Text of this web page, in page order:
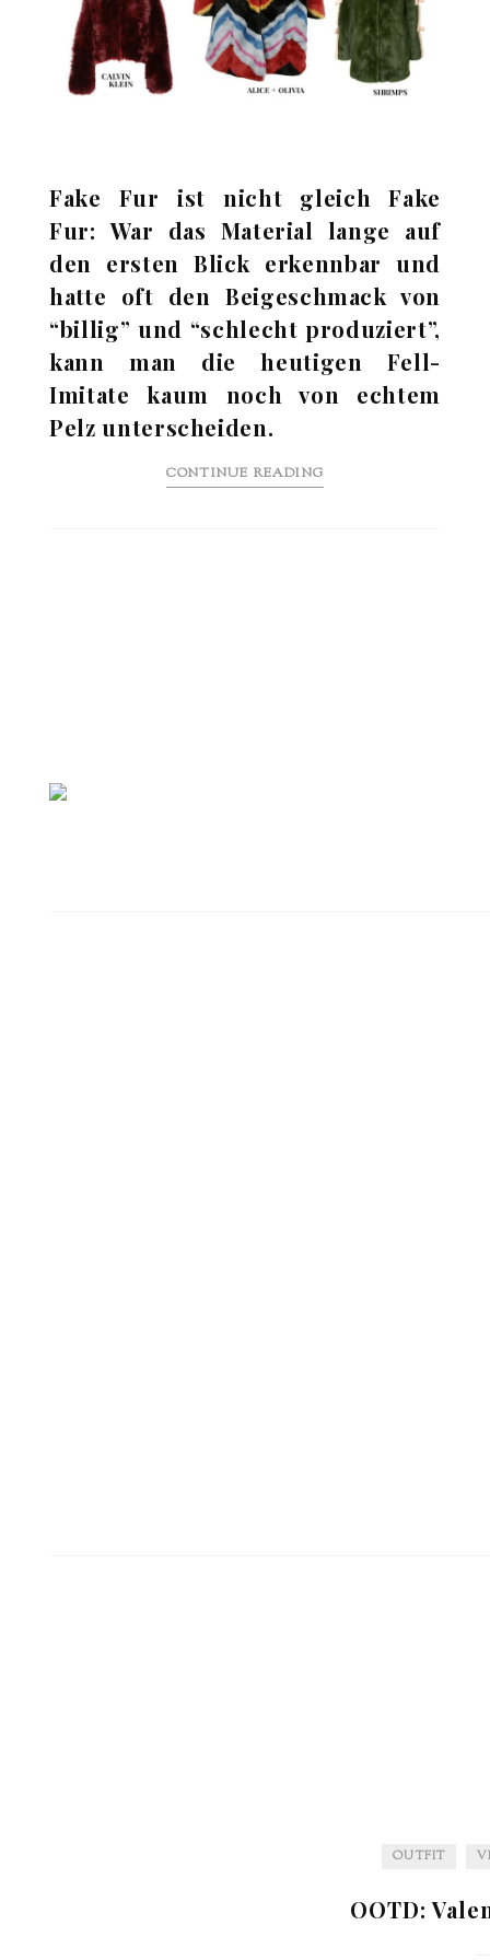
Fake Fur ist nicht gleich Fake
Fur: War das Material lange auf
den ersten Blick erkennbar und
hatte oft den Beigeschmack von
“billig” und “schlecht produziert”,
kann man die heutigen Fell-
Imitate kaum noch von echtem
Pelz unterscheiden.
CONTINUE READING
OUTFIT
OOTD: